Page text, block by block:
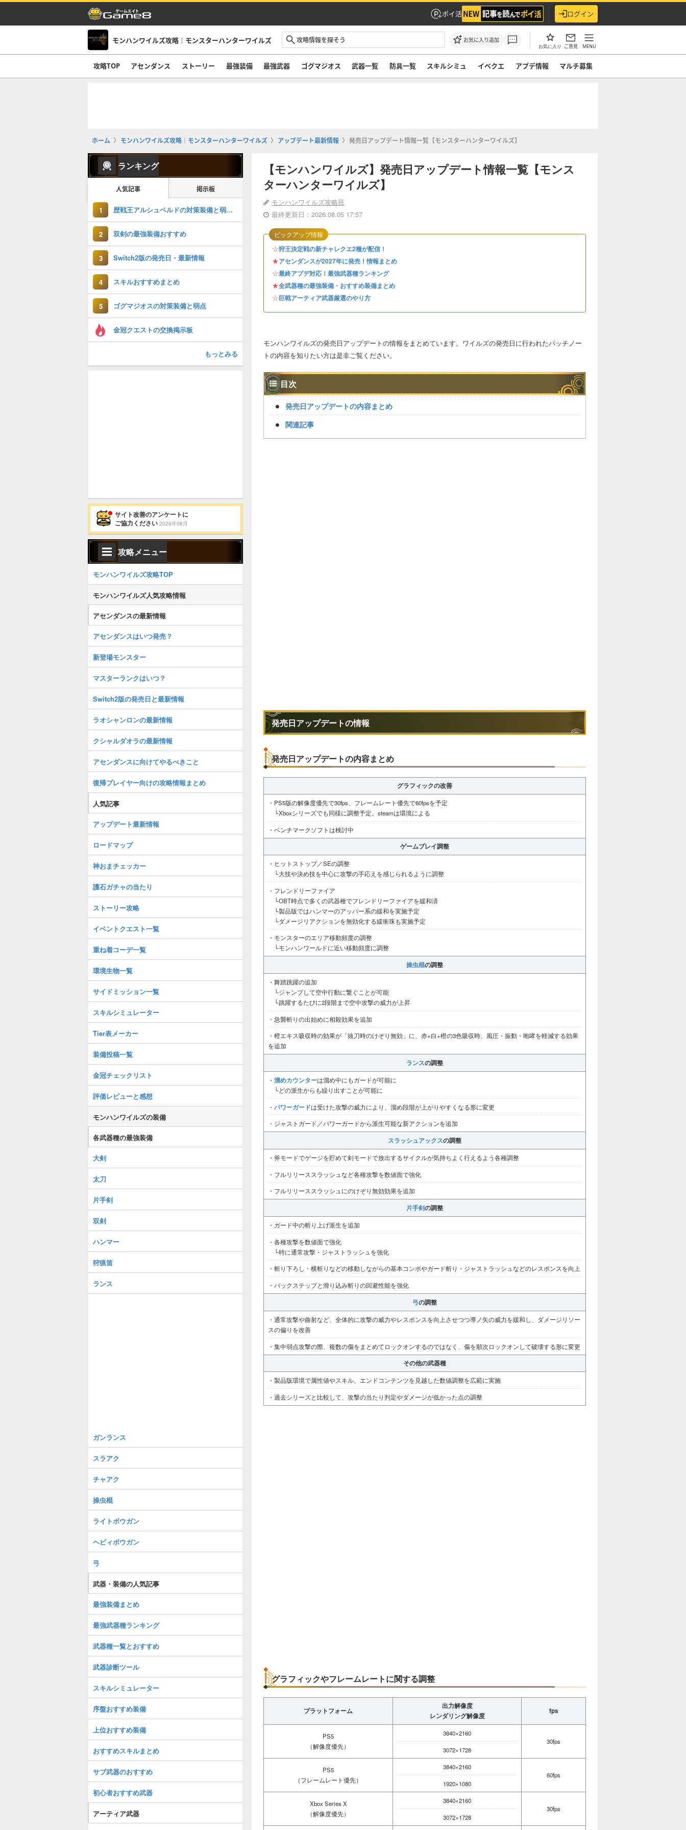
ポイ活 ログイン
モンハンワイルズ攻略｜モンスターハンターワイルズ お気に入り追加
お気に入り ご意見 MENU
攻略TOP アセンダンス ストーリー 最強装備 最強武器 ゴグマジオス 武器一覧 防具一覧 スキルシミュ イベクエ アプデ情報 マルチ募集
ホーム モンハンワイルズ攻略｜モンスターハンターワイルズ アップデート最新情報 発売日アップデート情報一覧【モンスターハンターワイルズ】
【モンハンワイルズ】発売日アップデート情報一覧【モンス
ターハンターワイルズ】
モンハンワイルズ攻略班
最終更新日：2026.08.05 17:57
☆狩王決定戦の新チャレクエ2種が配信！
★アセンダンスが2027年に発売！情報まとめ
☆最終アプデ対応！最強武器種ランキング
★全武器種の最強装備・おすすめ装備まとめ
☆巨戟アーティア武器厳選のやり方
ピックアップ情報
モンハンワイルズの発売日アップデートの情報をまとめています。ワイルズの発売日に行われたパッチノー
トの内容を知りたい方は是非ご覧ください。
目次
発売日アップデートの内容まとめ
関連記事
発売日アップデートの情報
発売日アップデートの内容まとめ
グラフィックの改善
・PS5版の解像度優先で30fps、フレームレート優先で60fpsを予定
└Xboxシリーズでも同様に調整予定。steamは環境による
・ベンチマークソフトは検討中
ゲームプレイ調整
・ヒットストップ／SEの調整
└大技や決め技を中心に攻撃の手応えを感じられるように調整
・フレンドリーファイア
└OBT時点で多くの武器種でフレンドリーファイアを緩和済
└製品版ではハンマーのアッパー系の緩和を実施予定
└ダメージリアクションを無効化する緩衝珠も実施予定
・モンスターのエリア移動頻度の調整
└モンハンワールドに近い移動頻度に調整
操虫棍の調整
・舞踏跳躍の追加
└ジャンプして空中行動に繋ぐことが可能
└跳躍するたびに2段階まで空中攻撃の威力が上昇
・急襲斬りの出始めに相殺効果を追加
・橙エキス吸収時の効果が「抜刀時のけぞり無効」に、赤+白+橙の3色吸収時、風圧・振動・咆哮を軽減する効果
を追加
ランスの調整
・ 溜めカウンターは溜め中にもガードが可能に
└どの派生からも繰り出すことが可能に
・ パワーガードは受けた攻撃の威力により、溜め段階が上がりやすくなる形に変更
・ジャストガード／パワーガードから派生可能な新アクションを追加
スラッシュアックスの調整
・斧モードでゲージを貯めて剣モードで放出するサイクルが気持ちよく行えるよう各種調整
・フルリリーススラッシュなど各種攻撃を数値面で強化
・フルリリーススラッシュにのけぞり無効効果を追加
片手剣の調整
・ガード中の斬り上げ派生を追加
・各種攻撃を数値面で強化
└特に通常攻撃・ジャストラッシュを強化
・斬り下ろし・横斬りなどの移動しながらの基本コンボやガード斬り・ジャストラッシュなどのレスポンスを向上
・バックステップと滑り込み斬りの回避性能を強化
弓の調整
・通常攻撃や曲射など、全体的に攻撃の威力やレスポンスを向上させつつ導ノ矢の威力を緩和し、ダメージリソー
スの偏りを改善
・集中弱点攻撃の際、複数の傷をまとめてロックオンするのではなく、傷を順次ロックオンして破壊する形に変更
その他の武器種
・製品版環境で属性値やスキル、エンドコンテンツを見越した数値調整を広範に実施
・過去シリーズと比較して、攻撃の当たり判定やダメージが低かった点の調整
グラフィックやフレームレートに関する調整
プラットフォーム
出力解像度
レンダリング解像度
fps
PS5
（解像度優先）
3840×2160
3072×1728
30fps
PS5
（フレームレート優先）
3840×2160
1920×1080
60fps
Xbox Series X
（解像度優先）
3840×2160
3072×1728
30fps
ランキング
人気記事 掲示板
1 歴戦王アルシュベルドの対策装備と弱点・肉質
2 双剣の最強装備おすすめ
3 Switch2版の発売日・最新情報
4 スキルおすすめまとめ
5 ゴグマジオスの対策装備と弱点
金冠クエストの交換掲示板
もっとみる
サイト改善のアンケートに
ご協力ください 2026年08月
攻略メニュー
モンハンワイルズ攻略TOP
モンハンワイルズ人気攻略情報
アセンダンスの最新情報
アセンダンスはいつ発売？
新登場モンスター
マスターランクはいつ？
Switch2版の発売日と最新情報
ラオシャンロンの最新情報
クシャルダオラの最新情報
アセンダンスに向けてやるべきこと
復帰プレイヤー向けの攻略情報まとめ
人気記事
アップデート最新情報
ロードマップ
神おまチェッカー
護石ガチャの当たり
ストーリー攻略
イベントクエスト一覧
重ね着コーデ一覧
環境生物一覧
サイドミッション一覧
スキルシミュレーター
Tier表メーカー
装備投稿一覧
金冠チェックリスト
評価レビューと感想
モンハンワイルズの装備
各武器種の最強装備
大剣
太刀
片手剣
双剣
ハンマー
狩猟笛
ランス
ガンランス
スラアク
チャアク
操虫棍
ライトボウガン
ヘビィボウガン
弓
武器・装備の人気記事
最強装備まとめ
最強武器種ランキング
武器種一覧とおすすめ
武器診断ツール
スキルシミュレーター
序盤おすすめ装備
上位おすすめ装備
おすすめスキルまとめ
サブ武器のおすすめ
初心者おすすめ武器
アーティア武器